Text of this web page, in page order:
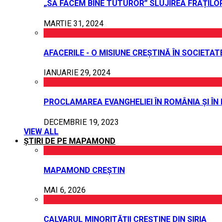
„SĂ FACEM BINE TUTUROR” SLUJIREA
MARTIE 31, 2024
AFACERILE - O MISIUNE CREȘTINĂ ÎN
IANUARIE 29, 2024
PROCLAMAREA EVANGHELIEI ÎN ROMÂNIA ȘI ÎN
DECEMBRIE 19, 2023
VIEW ALL
ȘTIRI DE PE MAPAMOND
MAPAMOND CREȘTIN
MAI 6, 2026
CALVARUL MINORITĂȚII CREȘTINE DIN SIRIA